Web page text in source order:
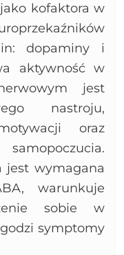
kofaktora w
dopaminy i
aktywność w
jest
nastroju,
oraz
jest wymagana
warunkuje
sobie w
symptomy